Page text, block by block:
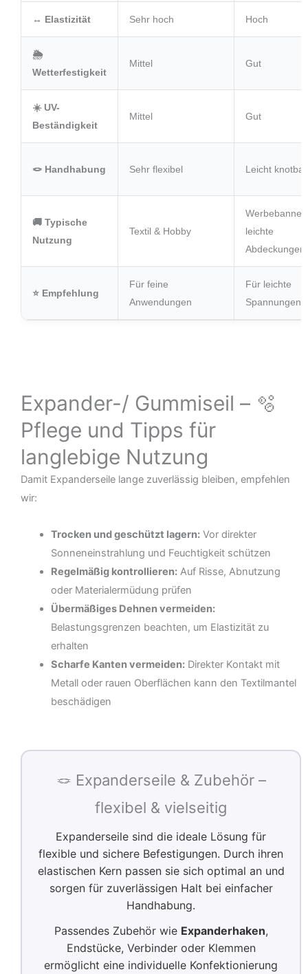
↔️ Elastizität Sehr hoch Hoch
🌦️
Wetterfestigkeit
Mittel Gut
☀️ UV-
Beständigkeit
Mittel Gut
🪢 Handhabung Sehr flexibel Leicht knotbar
🚚 Typische
Nutzung
Textil & Hobby
Werbebanner
leichte
Abdeckungen
⭐ Empfehlung
Für feine
Anwendungen
Für leichte
Spannungen
Expander-/ Gummiseil – 🫧
Pflege und Tipps für
langlebige Nutzung
Damit Expanderseile lange zuverlässig bleiben, empfehlen
wir:
Trocken und geschützt lagern:Vor direkter
Sonneneinstrahlung und Feuchtigkeit schützen
Regelmäßig kontrollieren:Auf Risse, Abnutzung
oder Materialermüdung prüfen
Übermäßiges Dehnen vermeiden:
Belastungsgrenzen beachten, um Elastizität zu
erhalten
Scharfe Kanten vermeiden:Direkter Kontakt mit
Metall oder rauen Oberflächen kann den Textilmantel
beschädigen
🪢 Expanderseile & Zubehör –
flexibel & vielseitig
Expanderseile sind die ideale Lösung für
flexible und sichere Befestigungen. Durch ihren
elastischen Kern passen sie sich optimal an und
sorgen für zuverlässigen Halt bei einfacher
Handhabung.
Passendes Zubehör wie Expanderhaken,
Endstücke, Verbinder oder Klemmen
ermöglicht eine individuelle Konfektionierung